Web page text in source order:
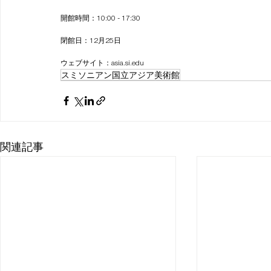
開館時間：10:00 - 17:30
閉館日：12月25日
ウェブサイト：asia.si.edu
スミソニアン国立アジア美術館
関連記事